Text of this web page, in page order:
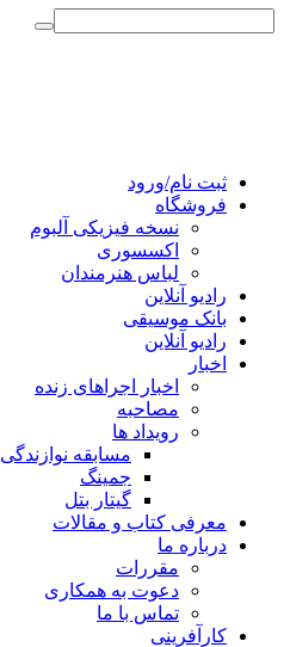
ثبت نام/ورود
فروشگاه
نسخه فیزیکی آلبوم
اکسسوری
لباس هنرمندان
رادیو آنلاین
بانک موسیقی
رادیو آنلاین
اخبار
اخبار اجراهای زنده
مصاحبه
رویداد ها
مسابقه نوازندگی
جمینگ
گیتار بتل
معرفی کتاب و مقالات
درباره ما
مقررات
دعوت به همکاری
تماس با ما
کارآفرینی